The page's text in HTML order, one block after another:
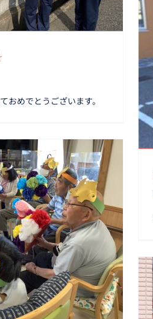
おめでとうございます。
バル ２０２１